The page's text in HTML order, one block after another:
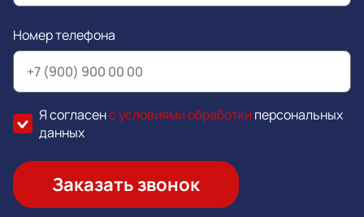
Номер телефона
Я согласенс условиями обработки персональных
данных
Заказать звонок